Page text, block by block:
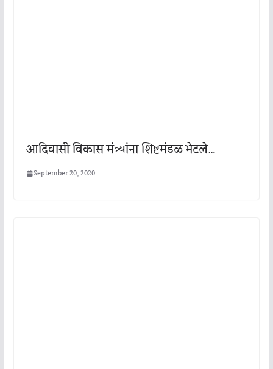
आदिवासी विकास मंत्र्यांना शिष्टमंडळ भेटले…
September 20, 2020